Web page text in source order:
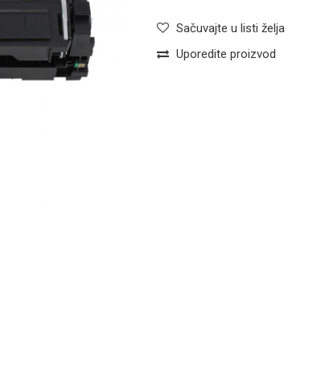
Sačuvajte u listi želja
Uporedite proizvod